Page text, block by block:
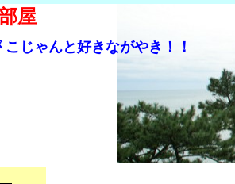
屋
じゃんと好きながやき！！